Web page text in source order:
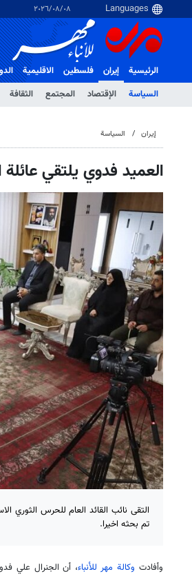
٠٨‏/٠٨‏/٢٠٢٦
الرئيسية
إيران
السياسة
الإقتصاد المجتمع الثقافة
فلسطین الاقلیمیة
إيران السياسة
العميد فدوي يلتقي
التقى نائب القائد العام للحرس
تم بحثه اخيرا.
وأفادت وكالة مهر للأنباء، أن الجنرال علي